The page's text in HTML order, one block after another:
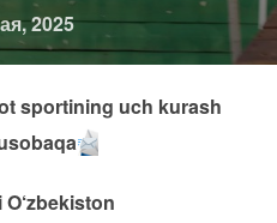
2025
sportining uch kurash